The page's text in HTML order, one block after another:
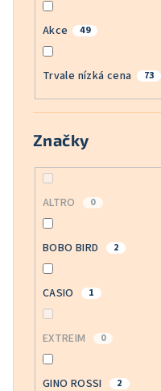
Akce 49
Trvale nízká cena 73
Značky
ALTRO 0
BOBO BIRD 2
CASIO 1
EXTREIM 0
GINO ROSSI 2